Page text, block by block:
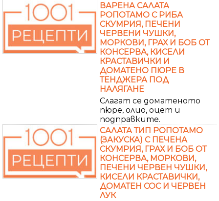
ВАРЕНА САЛАТА
РОПОТАМО С РИБА
СКУМРИЯ, ПЕЧЕНИ
ЧЕРВЕНИ ЧУШКИ,
МОРКОВИ, ГРАХ И БОБ ОТ
КОНСЕРВА, КИСЕЛИ
КРАСТАВИЧКИ И
ДОМАТЕНО ПЮРЕ В
ТЕНДЖЕРА ПОД
НАЛЯГАНЕ
Слагат се доматеното
пюре, олио, оцет и
подправките.
САЛАТА ТИП РОПОТАМО
(ЗАКУСКА) С ПЕЧЕНА
СКУМРИЯ, ГРАХ И БОБ ОТ
КОНСЕРВА, МОРКОВИ,
ПЕЧЕНИ ЧЕРВЕН ЧУШКИ,
КИСЕЛИ КРАСТАВИЧКИ,
ДОМАТЕН СОС И ЧЕРВЕН
ЛУК